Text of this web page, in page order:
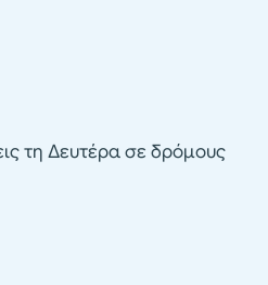
τη Δευτέρα σε δρόμους